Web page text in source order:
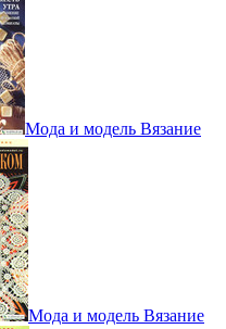
Мода и модель Вязание
Мода и модель Вязание